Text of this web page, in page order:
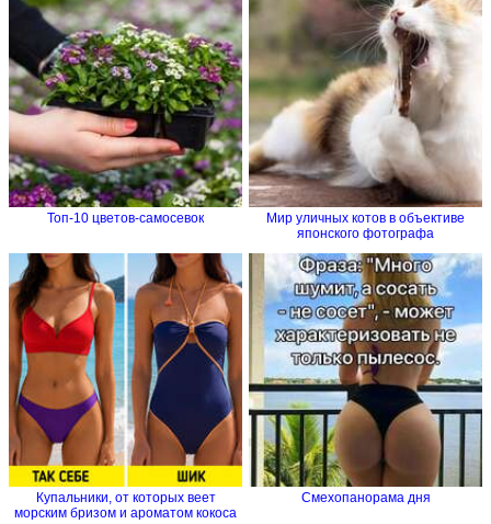
Топ-10 цветов-самосевок
Мир уличных котов в объективе
японского фотографа
Купальники, от которых веет
морским бризом и ароматом кокоса
Смехопанорама дня